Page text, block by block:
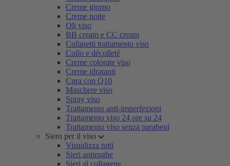
Creme giorno
Creme notte
Oli viso
BB cream e CC cream
Cofanetti trattamento viso
Collo e décolleté
Creme colorate viso
Creme idratanti
Cura con Q10
Maschere viso
Spray viso
Trattamento anti-imperfezioni
Trattamento viso 24 ore su 24
Trattamento viso senza parabeni
Siero per il viso
Visualizza tutti
Sieri antirughe
Sieri al collagene